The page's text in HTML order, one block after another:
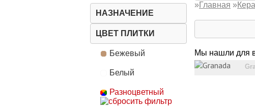
НАЗНАЧЕНИЕ
ЦВЕТ ПЛИТКИ
Бежевый
Белый
Разноцветный
»Главная »
Мы нашли для